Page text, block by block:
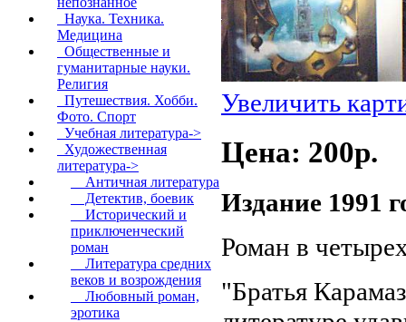
Наука. Техника.
Медицина
Общественные и
гуманитарные науки.
Религия
Путешествия. Хобби.
Фото. Спорт
Учебная литература->
Художественная
литература->
Античная литература
Детектив, боевик
Исторический и
приключенческий
роман
Литература средних
веков и возрождения
Любовный роман,
эротика
Увеличить
Цена: 200p.
Издание 1991
Роман в
"Братья